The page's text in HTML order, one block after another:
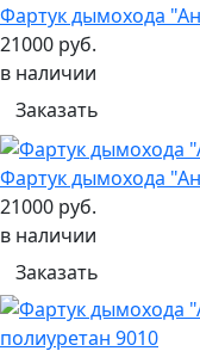
Фартук дымохода
21000 руб.
в наличии
Заказать
Фартук дымохода
21000 руб.
в наличии
Заказать